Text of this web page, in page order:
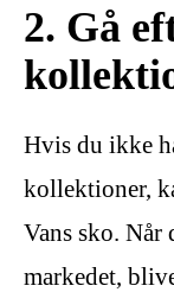
2. Gå
Hvis du ikke
kollektioner,
Vans sko.
markedet,